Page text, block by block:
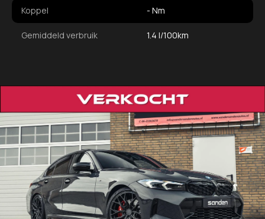
Koppel - Nm
Gemiddeld verbruik 1.4 l/100km